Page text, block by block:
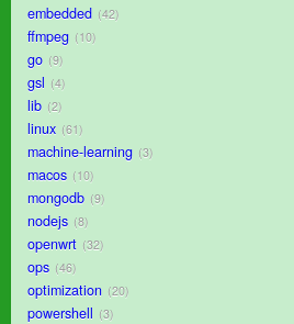
embedded 42
ffmpeg 10
go 9
gsl 4
lib 2
linux 61
machine-learning 3
macos 10
mongodb 9
nodejs 8
openwrt 32
ops 46
optimization 20
powershell 3